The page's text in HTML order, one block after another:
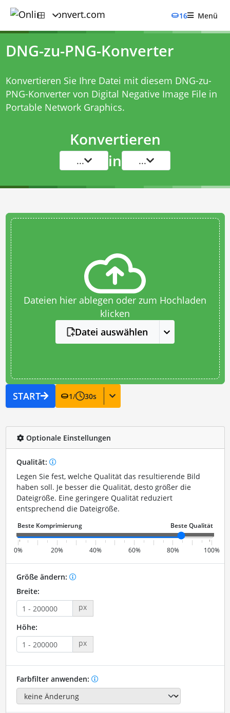
16 Menü
DNG-zu-PNG-Konverter
Konvertieren Sie Ihre Datei mit diesem DNG-zu-
PNG-Konvertervon Digital Negative Image File in
Portable Network Graphics.
Konvertieren
... in ...
Dateien hier ablegen oder zum Hochladen
klicken
Datei auswählen
START 1/ 30s
Optionale Einstellungen
Qualität:
Legen Sie fest, welche Qualität das resultierende Bild
haben soll. Je besser die Qualität, desto größer die
Dateigröße. Eine geringere Qualität reduziert
entsprechend die Dateigröße.
0% 20% 40% 60% 80% 100%
Größe ändern:
Breite:
px
Höhe:
px
Farbfilter anwenden: